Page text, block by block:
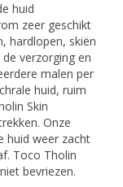
huid
zeer geschikt
hardlopen, skiën
verzorging en
malen per
huid, ruim
Skin
Onze
huid weer zacht
Toco Tholin
bevriezen.